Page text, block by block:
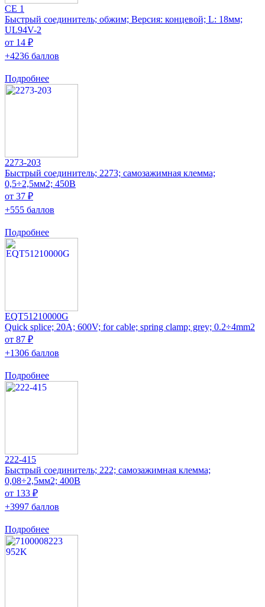
CE 1
Быстрый соединитель; обжим; Версия: концевой; L: 18мм;
UL94V-2
от 14 ₽
+4236 баллов
Подробнее
2273-203
Быстрый соединитель; 2273; самозажимная клемма;
0,5÷2,5мм2; 450В
от 37 ₽
+555 баллов
Подробнее
EQT51210000G
Quick splice; 20A; 600V; for cable; spring clamp; grey; 0.2÷4mm2
от 87 ₽
+1306 баллов
Подробнее
222-415
Быстрый соединитель; 222; самозажимная клемма;
0,08÷2,5мм2; 400В
от 133 ₽
+3997 баллов
Подробнее